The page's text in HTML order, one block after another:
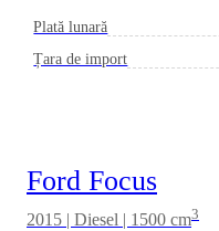
Plată lunară
Țara de import
Ford Focus
2015 | Diesel | 1500 cm3